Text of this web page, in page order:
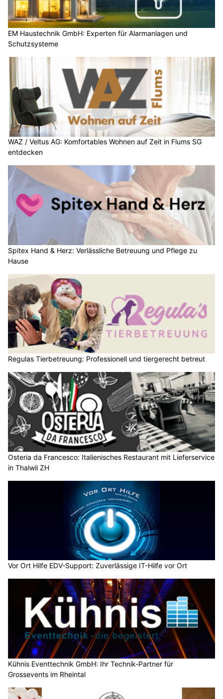
EM Haustechnik GmbH: Experten für Alarmanlagen und
Schutzsysteme
WAZ / Veltus AG: Komfortables Wohnen auf Zeit in Flums SG
entdecken
Spitex Hand & Herz: Verlässliche Betreuung und Pflege zu
Hause
Regulas Tierbetreuung: Professionell und tiergerecht betreut
Osteria da Francesco: Italienisches Restaurant mit Lieferservice
in Thalwil ZH
Vor Ort Hilfe EDV-Support: Zuverlässige IT-Hilfe vor Ort
Kühnis Eventtechnik GmbH: Ihr Technik-Partner für
Grossevents im Rheintal